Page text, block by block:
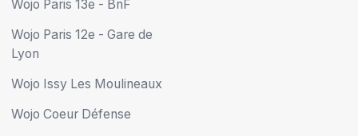
Wojo Paris 13e - BnF
Wojo Paris 12e - Gare de
Lyon
Wojo Issy Les Moulineaux
Wojo Coeur Défense